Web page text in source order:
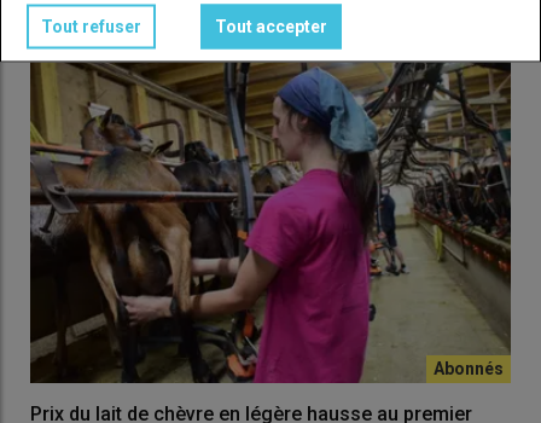
Prix du lait de chèvre en légère hausse au premier
Tout refuser Tout accepter